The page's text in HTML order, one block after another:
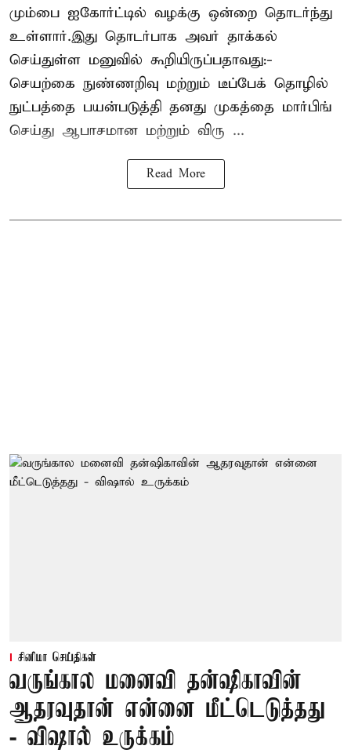
மும்பை ஐகோர்ட்டில் வழக்கு ஒன்றை தொடர்ந்து
உள்ளார்.இது தொடர்பாக அவர் தாக்கல்
செய்துள்ள மனுவில் கூறியிருப்பதாவது:-
செயற்கை நுண்ணறிவு மற்றும் டீப்பேக் தொழில்
நுட்பத்தை பயன்படுத்தி தனது முகத்தை மார்பிங்
செய்து ஆபாசமான மற்றும் விரு ...
Read More
சினிமா செய்திகள்
வருங்கால மனைவி தன்ஷிகாவின்
ஆதரவுதான் என்னை மீட்டெடுத்தது
- விஷால் உருக்கம்